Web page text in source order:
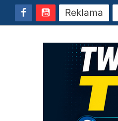
Reklama